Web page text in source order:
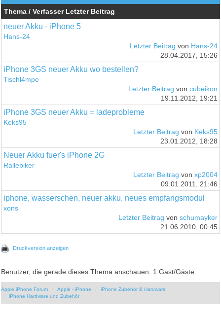
Thema / Verfasser Letzter Beitrag
neuer Akku - iPhone 5
Hans-24
Letzter Beitrag von Hans-24
28.04.2017, 15:26
iPhone 3GS neuer Akku wo bestellen?
Tischl4mpe
Letzter Beitrag von cubeikon
19.11.2012, 19:21
iPhone 3GS neuer Akku = ladeprobleme
Keks95
Letzter Beitrag von Keks95
23.01.2012, 18:28
Neuer Akku fuer's iPhone 2G
Rallebiker
Letzter Beitrag von xp2004
09.01.2011, 21:46
iphone, wasserschen, neuer akku, neues empfangsmodul
xons
Letzter Beitrag von schumayker
21.06.2010, 00:45
Druckversion anzeigen
Benutzer, die gerade dieses Thema anschauen: 1 Gast/Gäste
Apple iPhone Forum Apple - iPhone
iPhone Zubehör & Hardware
iPhone Hardware und Zubehör